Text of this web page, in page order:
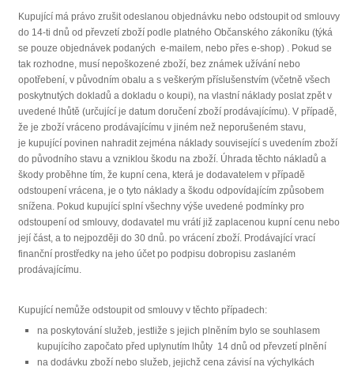
Kupující má právo zrušit odeslanou objednávku nebo odstoupit od smlouvy
do 14-ti dnů od převzetí zboží podle platného Občanského zákoníku (týká
se pouze objednávek podaných e-mailem, nebo přes e-shop) . Pokud se
tak rozhodne, musí nepoškozené zboží, bez známek užívání nebo
opotřebení, v původním obalu a s veškerým příslušenstvím (včetně všech
poskytnutých dokladů a dokladu o koupi), na vlastní náklady poslat zpět v
uvedené lhůtě (určující je datum doručení zboží prodávajícímu). V případě,
že je zboží vráceno prodávajícímu v jiném než neporušeném stavu,
je kupující povinen nahradit zejména náklady související s uvedením zboží
do původního stavu a vzniklou škodu na zboží. Úhrada těchto nákladů a
škody proběhne tím, že kupní cena, která je dodavatelem v případě
odstoupení vrácena, je o tyto náklady a škodu odpovídajícím způsobem
snížena. Pokud kupující splní všechny výše uvedené podmínky pro
odstoupení od smlouvy, dodavatel mu vrátí již zaplacenou kupní cenu nebo
její část, a to nejpozději do 30 dnů. po vrácení zboží. Prodávající vrací
finanční prostředky na jeho účet po podpisu dobropisu zaslaném
prodávajícímu.
Kupující nemůže odstoupit od smlouvy v těchto případech:
na poskytování služeb, jestliže s jejich plněním bylo se souhlasem
kupujícího započato před uplynutím lhůty 14 dnů od převzetí plnění
na dodávku zboží nebo služeb, jejichž cena závisí na výchylkách